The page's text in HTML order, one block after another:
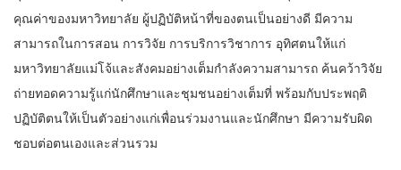
คุณค่าของมหาวิทยาลัย ผู้ปฏิบัติหน้าที่ของตนเป็นอย่างดี มีความ
สามารถในการสอน การวิจัย การบริการวิชาการ อุทิศตนให้แก่
มหาวิทยาลัยแม่โจ้และสังคมอย่างเต็มกำลังความสามารถ ค้นคว้าวิจัย
ถ่ายทอดความรู้แก่นักศึกษาและชุมชนอย่างเต็มที่ พร้อมกับประพฤติ
ปฏิบัติตนให้เป็นตัวอย่างแก่เพื่อนร่วมงานและนักศึกษา มีความรับผิด
ชอบต่อตนเองและส่วนรวม